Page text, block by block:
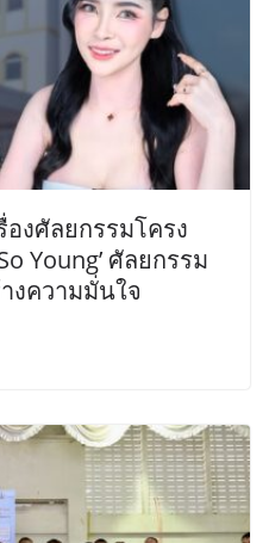
องศัลยกรรมโครง
Young’ ศัลยกรรม
งความมั่นใจ